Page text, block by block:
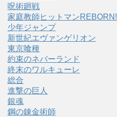
呪術廻戦
家庭教師ヒットマンREBORN!
少年ジャンプ
新世紀エヴァンゲリオン
東京喰種
約束のネバーランド
終末のワルキューレ
総合
進撃の巨人
銀魂
鋼の錬金術師